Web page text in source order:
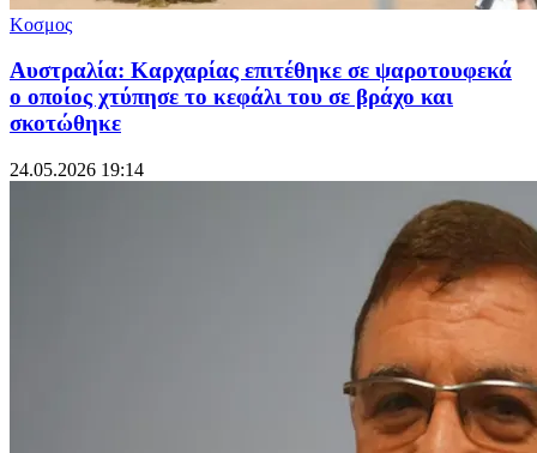
Κοσμος
Αυστραλία: Καρχαρίας επιτέθηκε σε ψαροτουφεκά
ο οποίος χτύπησε το κεφάλι του σε βράχο και
σκοτώθηκε
24.05.2026 19:14